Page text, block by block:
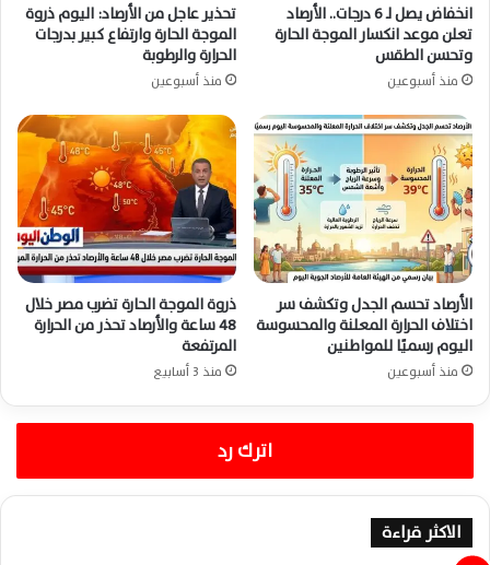
انخفاض يصل لـ 6 درجات.. الأرصاد
تعلن موعد انكسار الموجة الحارة
وتحسن الطقس
منذ أسبوعين
تحذير عاجل من الأرصاد: اليوم ذروة
الموجة الحارة وارتفاع كبير بدرجات
الحرارة والرطوبة
منذ أسبوعين
الأرصاد تحسم الجدل وتكشف سر
اختلاف الحرارة المعلنة والمحسوسة
اليوم رسميًا للمواطنين
منذ أسبوعين
ذروة الموجة الحارة تضرب مصر خلال
48 ساعة والأرصاد تحذر من الحرارة
المرتفعة
منذ 3 أسابيع
اترك رد
الاكثر قراءة